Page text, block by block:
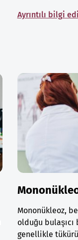
Ayrıntılı bilgi
Mononükleoz,
olduğu bulaşıcı
genellikle